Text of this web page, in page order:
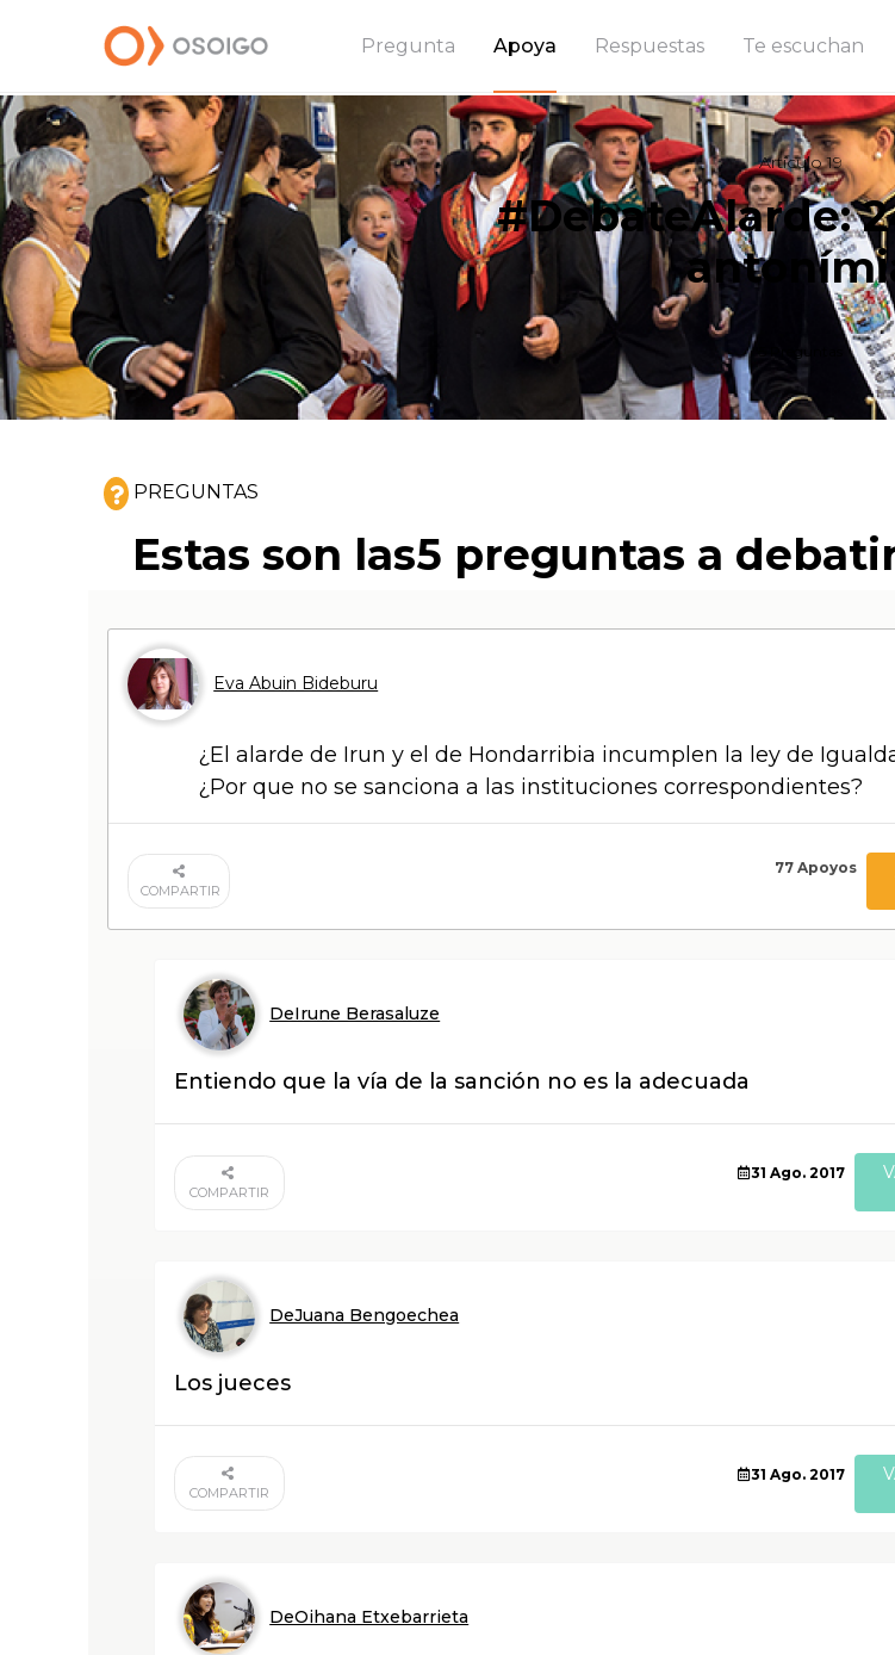
Pregunta Apoya Respuestas Te escuchan
Artículo 19
#DebateAlarde:
5 Preguntas
PREGUNTAS
Estas son las5 preguntas a
Eva Abuin Bideburu
¿El alarde de Irun y el de Hondarribia incumplen la ley de
¿Por que no se sanciona a las instituciones correspondientes?
COMPARTIR
77Apoyos
DeIrune Berasaluze
Entiendo que la vía de la sanción no es la adecuada
COMPARTIR
31 Ago. 2017
DeJuana Bengoechea
Los jueces
COMPARTIR
31 Ago. 2017
DeOihana Etxebarrieta